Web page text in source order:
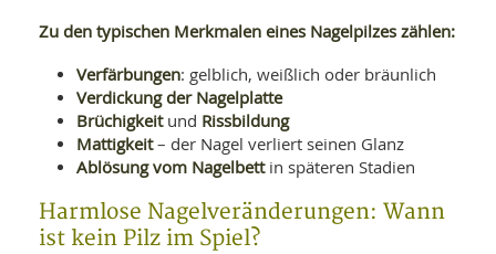
Zu den typischen Merkmalen eines Nagelpilzes zählen:
Verfärbungen: gelblich, weißlich oder bräunlich
Verdickung der Nagelplatte
Brüchigkeitund Rissbildung
Mattigkeit– der Nagel verliert seinen Glanz
Ablösung vom Nagelbettin späteren Stadien
Harmlose Nagelveränderungen: Wann
ist kein Pilz im Spiel?